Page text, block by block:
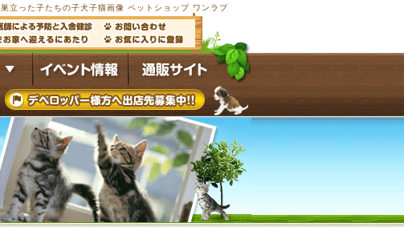
巣立った子たちの子犬子猫画像 ペットショップ ワンラブ